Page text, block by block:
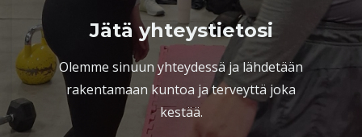
Jätä yhteystietosi
Olemme sinuun yhteydessä ja lähdetään
rakentamaan kuntoa ja terveyttä joka
kestää.